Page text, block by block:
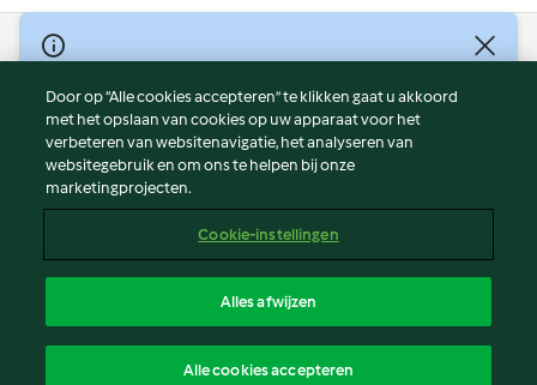
© Copyright 2026
Gebruiksvoorwaarden
Privacybeleid
Disclaimer
Colofon
Verslag Inhoud
Toegankelijkheidsverklaring
Door op “Alle cookies accepteren” te klikken gaat u akkoord
met het opslaan van cookies op uw apparaat voor het
verbeteren van websitenavigatie, het analyseren van
websitegebruik en om ons te helpen bij onze
marketingprojecten.
Cookie-instellingen
Alles afwijzen
Alle cookies accepteren